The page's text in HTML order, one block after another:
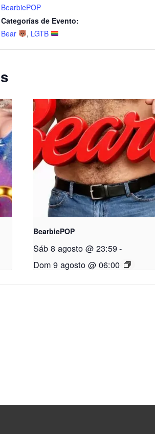
BearbiePOP
Categorías de Evento:
Bear
, LGTB
BearbiePOP
Sáb 8 agosto @ 23:59-
Dom 9 agosto @ 06:00